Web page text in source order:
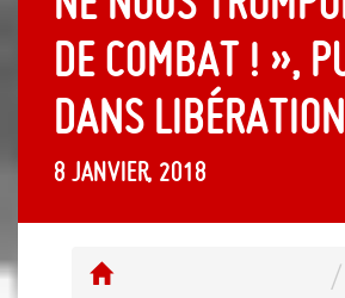
de combat ! »,
dans Libération
8 janvier, 2018